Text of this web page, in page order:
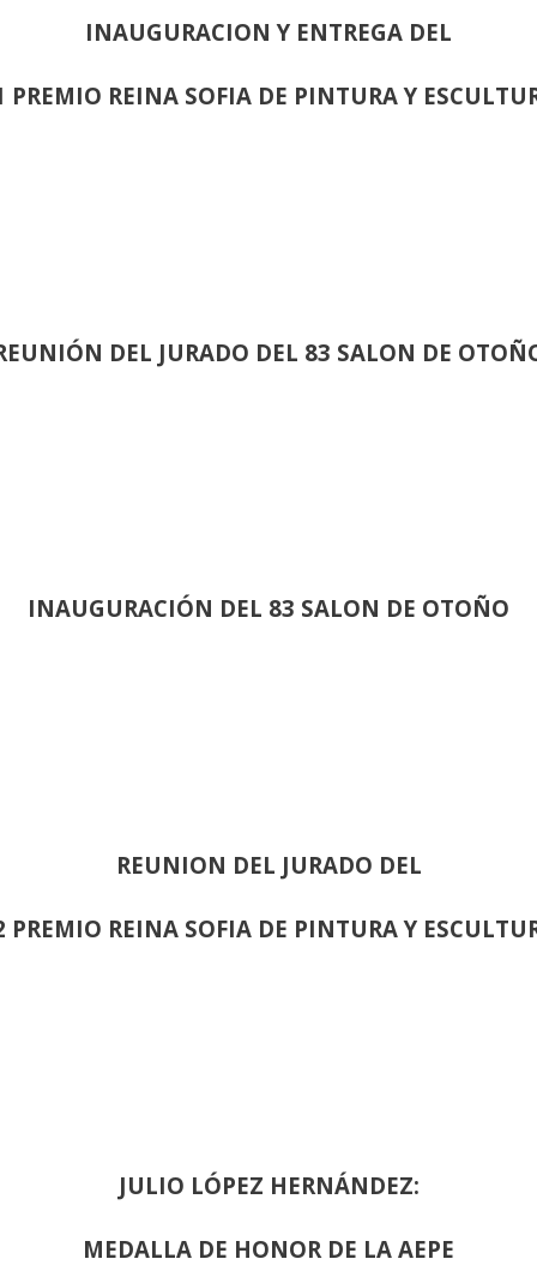
INAUGURACION Y ENTREGA DEL
PREMIO REINA SOFIA DE PINTURA Y
DEL JURADO DEL 83 SALON DE
INAUGURACIÓN DEL 83 SALON DE OTOÑO
REUNION DEL JURADO DEL
PREMIO REINA SOFIA DE PINTURA Y
JULIO LÓPEZ HERNÁNDEZ:
MEDALLA DE HONOR DE LA AEPE